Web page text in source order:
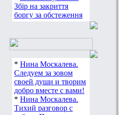
Збір на закриття
боргу за обстеження
* Нина Москалева.
Следуем за зовом
своей души и творим
добро вместе с вами!
* Нина Москалева.
Тихий разговор с